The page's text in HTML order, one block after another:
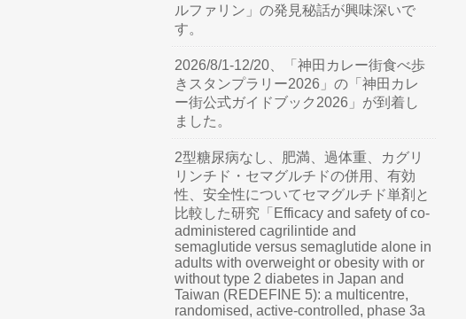
ルファリン」の発見秘話が興味深いで
す。
2026/8/1-12/20、「神田カレー街食べ歩
きスタンプラリー2026」の「神田カレ
ー街公式ガイドブック2026」が到着し
ました。
2型糖尿病なし、肥満、過体重、カグリ
リンチド・セマグルチドの併用、有効
性、安全性についてセマグルチド単剤と
比較した研究「Efficacy and safety of co-
administered cagrilintide and
semaglutide versus semaglutide alone in
adults with overweight or obesity with or
without type 2 diabetes in Japan and
Taiwan (REDEFINE 5): a multicentre,
randomised, active-controlled, phase 3a